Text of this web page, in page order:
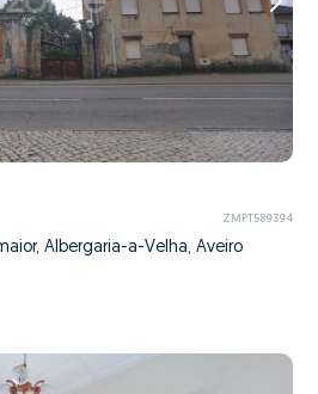
ZMPT589394
Albergaria-a-Velha, Aveiro